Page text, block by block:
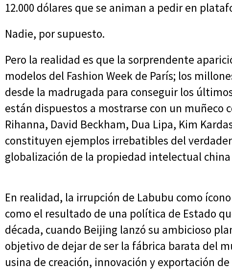
12.000 dólares que se animan a pedir en
Nadie, por supuesto.
Pero la realidad es que la sorprendente
modelos del Fashion Week de París; los
desde la madrugada para conseguir los
están dispuestos a mostrarse con un muñeco
Rihanna, David Beckham, Dua Lipa, Kim
constituyen ejemplos irrebatibles del
globalización de la propiedad intelectual china
En realidad, la irrupción de Labubu como
como el resultado de una política de Estado
década, cuando Beijing lanzó su ambicioso
objetivo de dejar de ser la fábrica barata del
usina de creación, innovación y exportación